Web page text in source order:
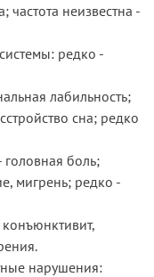
частота неизвестна -
редко -
лабильность;
сна; редко
боль;
мигрень; редко -
нарушения: